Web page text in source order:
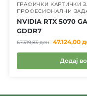
ГРАФИЧКИ КАРТИЧКИ
ПРОФЕСИОНАЛНИ
NVIDIA RTX 5070
GDDR7
67.319,83ден 47.124,00
Додај